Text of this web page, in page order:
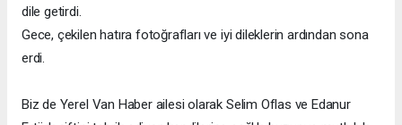
dile getirdi.
Gece, çekilen hatıra fotoğrafları ve iyi dileklerin ardından sona
erdi.
Biz de Yerel Van Haber ailesi olarak Selim Oflas ve Edanur